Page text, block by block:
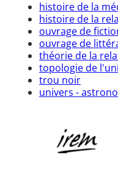
histoire de la
histoire de la
ouvrage de
ouvrage de
théorie de la
topologie de
trou noir
univers -